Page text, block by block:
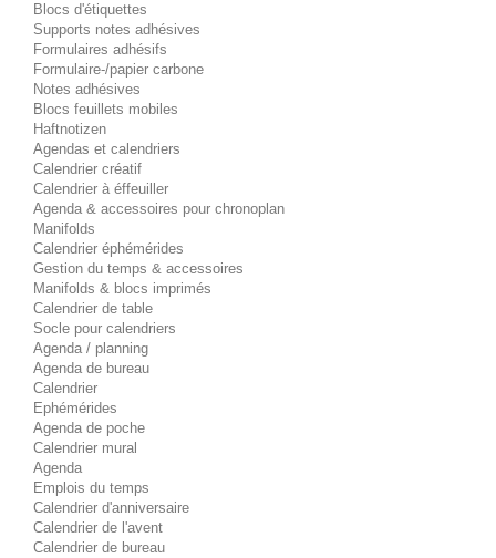
Blocs d'étiquettes
Supports notes adhésives
Formulaires adhésifs
Formulaire-/papier carbone
Notes adhésives
Blocs feuillets mobiles
Haftnotizen
Agendas et calendriers
Calendrier créatif
Calendrier à éffeuiller
Agenda & accessoires pour chronoplan
Manifolds
Calendrier éphémérides
Gestion du temps & accessoires
Manifolds & blocs imprimés
Calendrier de table
Socle pour calendriers
Agenda / planning
Agenda de bureau
Calendrier
Ephémérides
Agenda de poche
Calendrier mural
Agenda
Emplois du temps
Calendrier d'anniversaire
Calendrier de l'avent
Calendrier de bureau